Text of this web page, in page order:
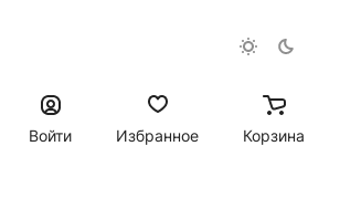
Войти
Избранное Корзина